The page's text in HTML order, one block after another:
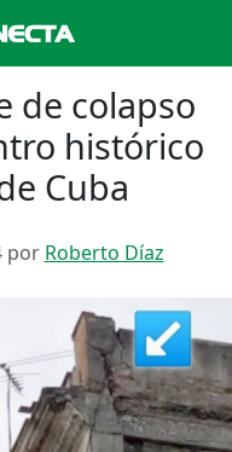
de colapso
histórico
Cuba
por Roberto Díaz